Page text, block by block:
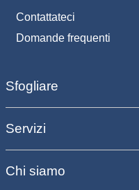
Contattateci
Domande frequenti
Sfogliare
Servizi
Chi siamo